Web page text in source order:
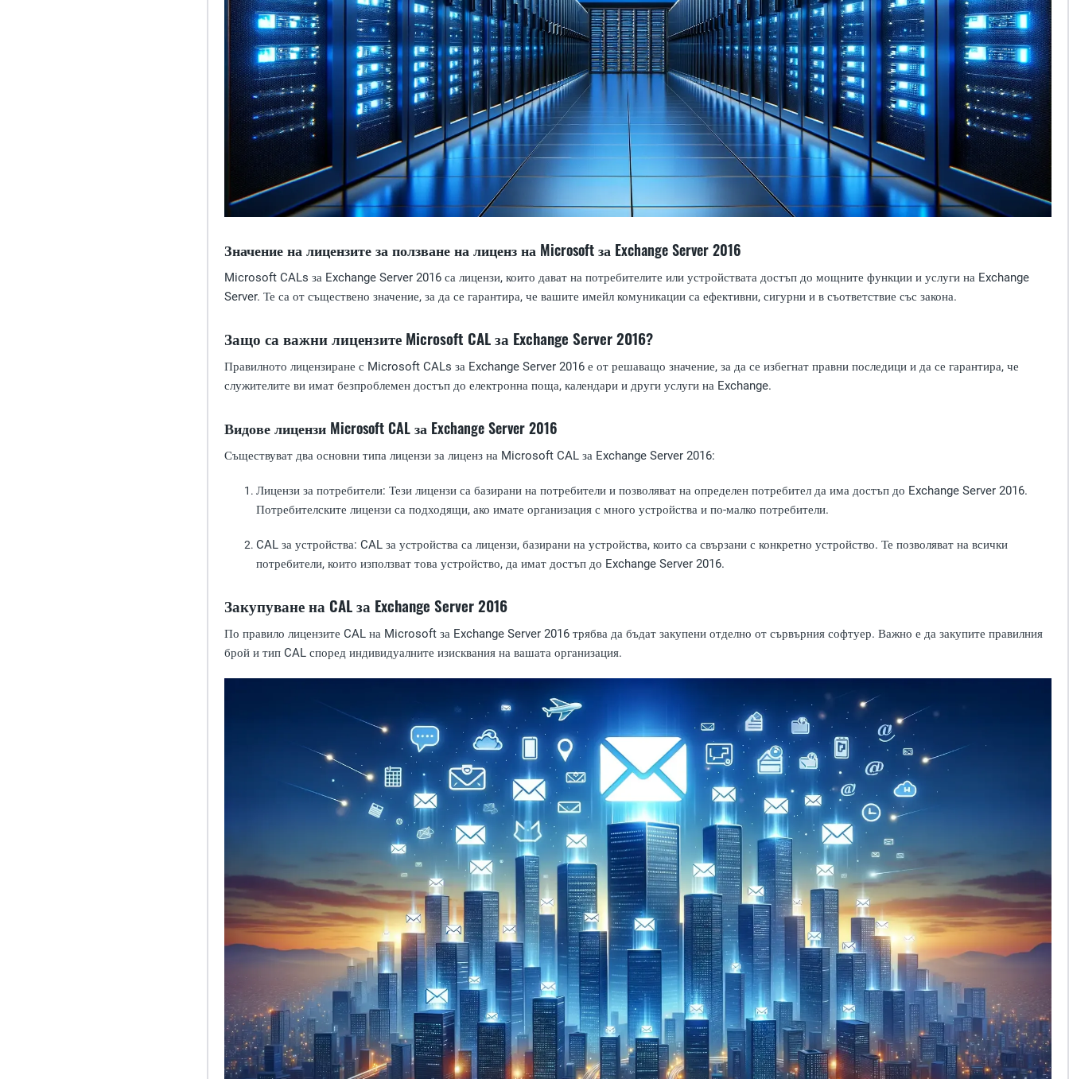
Значение на лицензите за ползване на лиценз на Microsoft за Exchange Server 2016
Microsoft CALs за Exchange Server 2016 са лицензи, които дават на потребителите или устройствата достъп до мощните функции и услуги на Exchange
Server. Те са от съществено значение, за да се гарантира, че вашите имейл комуникации са ефективни, сигурни и в съответствие със закона.
Защо са важни лицензите Microsoft CAL за Exchange Server 2016?
Правилното лицензиране с Microsoft CALs за Exchange Server 2016 е от решаващо значение, за да се избегнат правни последици и да се гарантира, че
служителите ви имат безпроблемен достъп до електронна поща, календари и други услуги на Exchange.
Видове лицензи Microsoft CAL за Exchange Server 2016
Съществуват два основни типа лицензи за лиценз на Microsoft CAL за Exchange Server 2016:
Лицензи за потребители: Тези лицензи са базирани на потребители и позволяват на определен потребител да има достъп до Exchange Server 2016.
Потребителските лицензи са подходящи, ако имате организация с много устройства и по-малко потребители.
CAL за устройства: CAL за устройства са лицензи, базирани на устройства, които са свързани с конкретно устройство. Те позволяват на всички
потребители, които използват това устройство, да имат достъп до Exchange Server 2016.
Закупуване на CAL за Exchange Server 2016
По правило лицензите CAL на Microsoft за Exchange Server 2016 трябва да бъдат закупени отделно от сървърния софтуер. Важно е да закупите правилния
брой и тип CAL според индивидуалните изисквания на вашата организация.